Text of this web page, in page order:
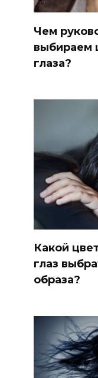
Чем
выбираем
глаза?
Какой
глаз
образа?